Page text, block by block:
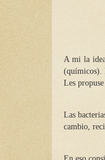
A mi la
(químicos).
Les
Las
cambio,